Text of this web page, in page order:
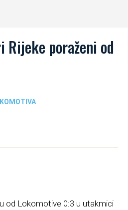
Rijeke poraženi od
od Lokomotive 0:3 u utakmici